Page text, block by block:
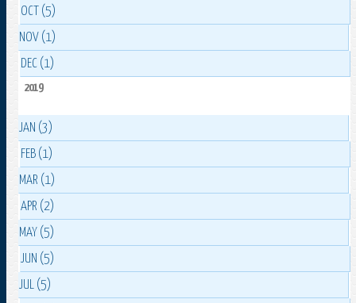
OCT (5)
NOV (1)
DEC (1)
2019
JAN (3)
FEB (1)
MAR (1)
APR (2)
MAY (5)
JUN (5)
JUL (5)